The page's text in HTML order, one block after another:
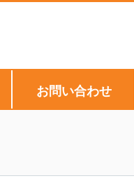
お問い合わせ